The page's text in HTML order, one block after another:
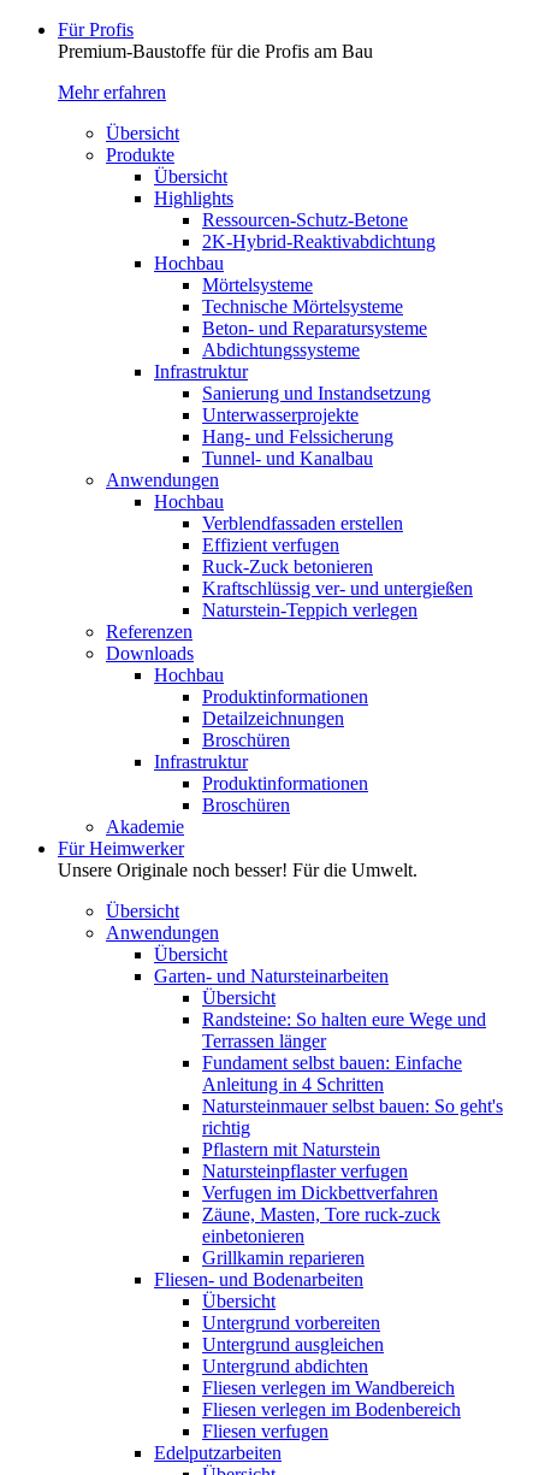
Für Profis
Premium-Baustoffe für die Profis am Bau
Mehr erfahren
Übersicht
Produkte
Übersicht
Highlights
Ressourcen-Schutz-Betone
2K-Hybrid-Reaktivab­dichtung
Hochbau
Mörtelsysteme
Technische Mörtelsysteme
Beton- und Reparatursysteme
Abdichtungssysteme
Infrastruktur
Sanierung und Instandsetzung
Unterwasserprojekte
Hang- und Felssicherung
Tunnel- und Kanalbau
Anwendungen
Hochbau
Verblendfassaden erstellen
Effizient verfugen
Ruck-Zuck betonieren
Kraftschlüssig ver- und untergießen
Naturstein-Teppich verlegen
Referenzen
Downloads
Hochbau
Produktinformationen
Detailzeichnungen
Broschüren
Infrastruktur
Produktinformationen
Broschüren
Akademie
Für Heimwerker
Unsere Originale noch besser! Für die Umwelt.
Übersicht
Anwendungen
Übersicht
Garten- und Natursteinarbeiten
Übersicht
Randsteine: So halten eure Wege und
Terrassen länger
Fundament selbst bauen: Einfache
Anleitung in 4 Schritten
Natursteinmauer selbst bauen: So geht's
richtig
Pflastern mit Naturstein
Natursteinpflaster verfugen
Verfugen im Dickbettverfahren
Zäune, Masten, Tore ruck-zuck
einbetonieren
Grillkamin reparieren
Fliesen- und Bodenarbeiten
Übersicht
Untergrund vorbereiten
Untergrund ausgleichen
Untergrund abdichten
Fliesen verlegen im Wandbereich
Fliesen verlegen im Bodenbereich
Fliesen verfugen
Edelputzarbeiten